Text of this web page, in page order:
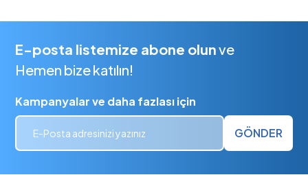
E-posta listemize abone olunve
Hemen bize katılın!
Kampanyalar ve daha fazlası için
GÖNDER